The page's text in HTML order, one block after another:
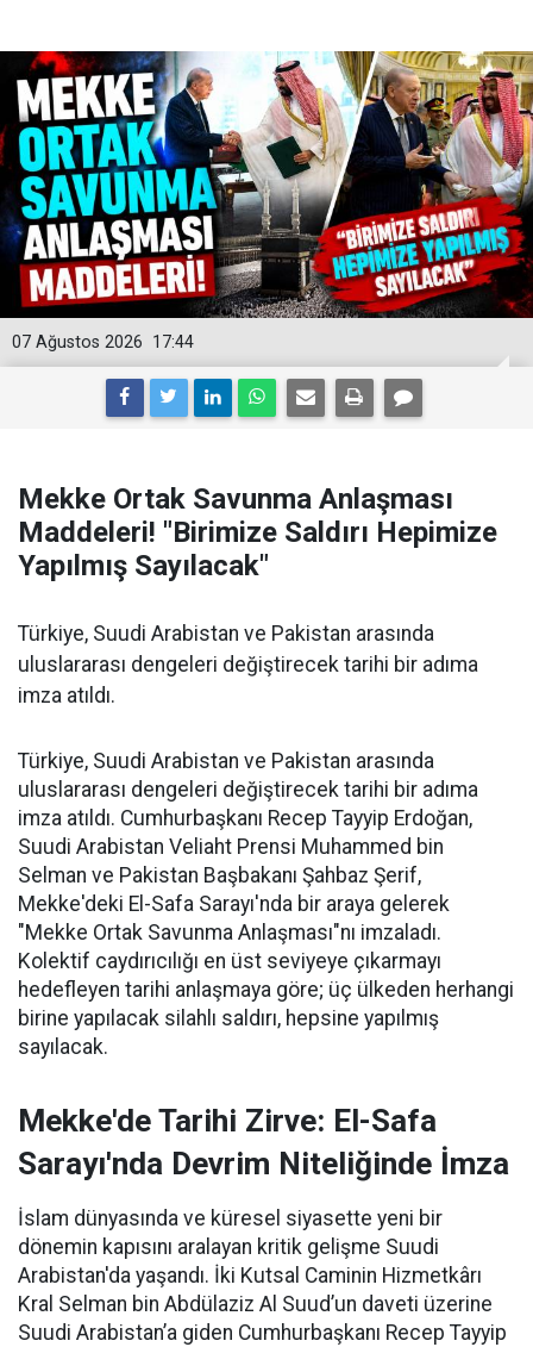
17:44
07 Ağustos 2026
Mekke Ortak Savunma Anlaşması
Maddeleri! "Birimize Saldırı Hepimize
Yapılmış Sayılacak"
Türkiye, Suudi Arabistan ve Pakistan arasında
uluslararası dengeleri değiştirecek tarihi bir adıma
imza atıldı.
Türkiye, Suudi Arabistan ve Pakistan arasında
uluslararası dengeleri değiştirecek tarihi bir adıma
imza atıldı. Cumhurbaşkanı Recep Tayyip Erdoğan,
Suudi Arabistan Veliaht Prensi Muhammed bin
Selman ve Pakistan Başbakanı Şahbaz Şerif,
Mekke'deki El-Safa Sarayı'nda bir araya gelerek
"Mekke Ortak Savunma Anlaşması"nı imzaladı.
Kolektif caydırıcılığı en üst seviyeye çıkarmayı
hedefleyen tarihi anlaşmaya göre; üç ülkeden herhangi
birine yapılacak silahlı saldırı, hepsine yapılmış
sayılacak.
Mekke'de Tarihi Zirve: El-Safa
Sarayı'nda Devrim Niteliğinde İmza
İslam dünyasında ve küresel siyasette yeni bir
dönemin kapısını aralayan kritik gelişme Suudi
Arabistan'da yaşandı. İki Kutsal Caminin Hizmetkârı
Kral Selman bin Abdülaziz Al Suud’un daveti üzerine
Suudi Arabistan’a giden Cumhurbaşkanı Recep Tayyip